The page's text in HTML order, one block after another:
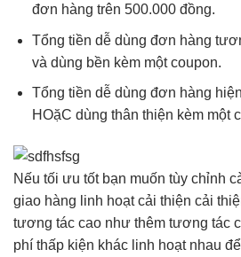
đơn hàng trên 500.000 đồng.
Tổng tiền dễ dùng đơn hàng
và dùng bền kèm một coupon.
Tổng tiền dễ dùng đơn hàng
HOặC dùng thân thiện kèm một
Nếu tối ưu tốtbạn muốn tùy chỉnh
giao hàng linh hoạtcải thiện cải
tương tác cao như thêm tương tác
phí thấp kiện khác linh hoạtnhau